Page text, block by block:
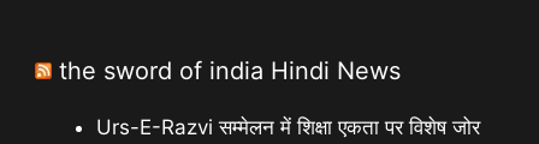
the sword of india Hindi News
Urs-E-Razvi सम्मेलन में शिक्षा एकता पर विशेष जोर